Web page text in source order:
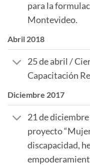
para la
Montevideo.
Abril 2018
25 de abril /
Capacitación
Diciembre 2017
21 de
proyecto
discapacidad,